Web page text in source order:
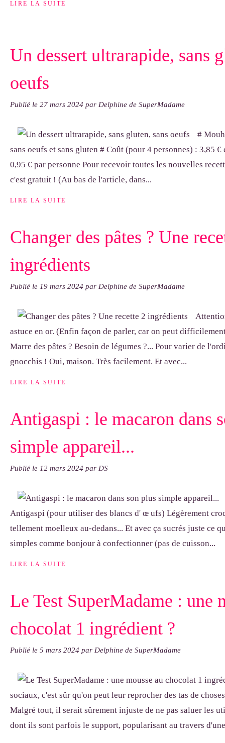
LIRE LA SUITE
Un dessert ultrarapide, sans
oeufs
Publié le 27 mars 2024 par Delphine de SuperMadame
#
sans oeufs et sans gluten # Coût (pour 4 personnes) : 3,85
0,95 € par personne Pour recevoir toutes les nouvelles
c'est gratuit ! (Au bas de l'article, dans...
LIRE LA SUITE
Changer des pâtes ? Une
ingrédients
Publié le 19 mars 2024 par Delphine de SuperMadame
astuce en or. (Enfin façon de parler, car on peut
Marre des pâtes ? Besoin de légumes ?... Pour varier de
gnocchis ! Oui, maison. Très facilement. Et avec...
LIRE LA SUITE
Antigaspi : le macaron dans
simple appareil...
Publié le 12 mars 2024 par DS
Antigaspi (pour utiliser des blancs d' œ ufs) Légèrement
tellement moelleux au-dedans... Et avec ça sucrés juste ce
simples comme bonjour à confectionner (pas de cuisson...
LIRE LA SUITE
Le Test SuperMadame : une
chocolat 1 ingrédient ?
Publié le 5 mars 2024 par Delphine de SuperMadame
sociaux, c'est sûr qu'on peut leur reprocher des tas de
Malgré tout, il serait sûrement injuste de ne pas saluer les
dont ils sont parfois le support, popularisant au travers